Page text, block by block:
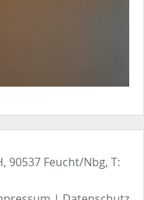
90537 Feucht/Nbg, T: